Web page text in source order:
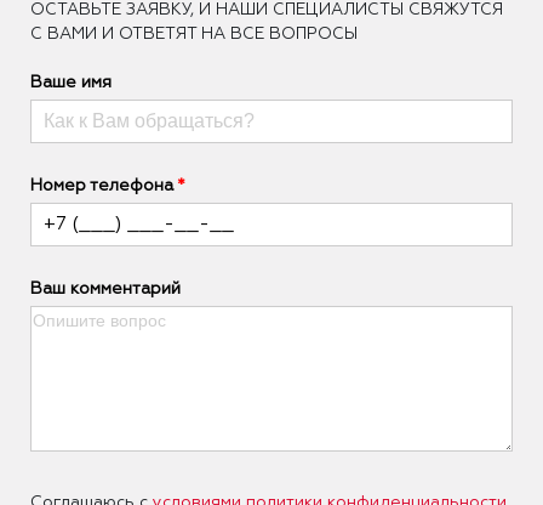
ОCТАВЬТЕ ЗАЯВКУ, И НАШИ СПЕЦИАЛИСТЫ СВЯЖУТСЯ
С ВАМИ И ОТВЕТЯТ НА ВСЕ ВОПРОСЫ
Ваше имя
Номер телефона
Ваш комментарий